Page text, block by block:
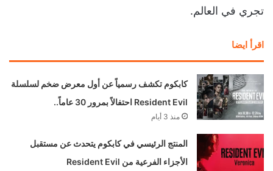
تجري في العالم.
اقرأ ايضا
كابكوم تكشف رسمياً عن أول معرض ضخم لسلسلة
Resident Evil احتفالاً بمرور 30 عاماً..
منذ 3 أيام
المنتج الرئيسي في كابكوم يتحدث عن مستقبل
الأجزاء الفرعية من Resident Evil